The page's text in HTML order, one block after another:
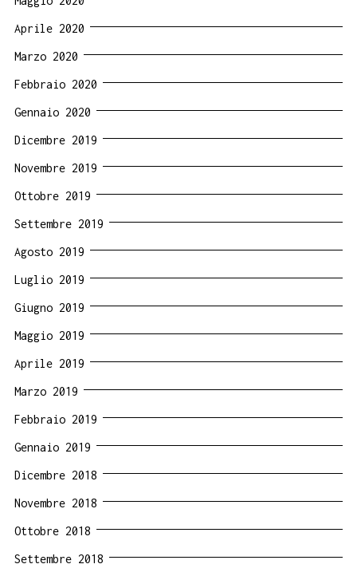
Aprile 2020
Marzo 2020
Febbraio 2020
Gennaio 2020
Dicembre 2019
Novembre 2019
Ottobre 2019
Settembre 2019
Agosto 2019
Luglio 2019
Giugno 2019
Maggio 2019
Aprile 2019
Marzo 2019
Febbraio 2019
Gennaio 2019
Dicembre 2018
Novembre 2018
Ottobre 2018
Settembre 2018